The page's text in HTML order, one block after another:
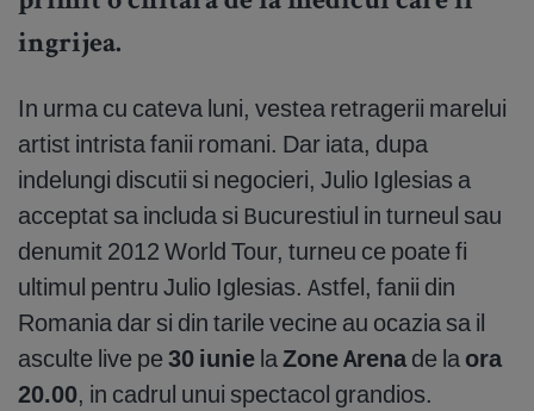
ingrijea.
In urma cu cateva luni, vestea retragerii marelui
artist intrista fanii romani. Dar iata, dupa
indelungi discutii si negocieri, Julio Iglesias a
acceptat sa includa si Bucurestiul in turneul sau
denumit 2012 World Tour, turneu ce poate fi
ultimul pentru Julio Iglesias. Astfel, fanii din
Romania dar si din tarile vecine au ocazia sa il
asculte live pe 30 iunie laZone Arena de la ora
20.00, in cadrul unui spectacol grandios.